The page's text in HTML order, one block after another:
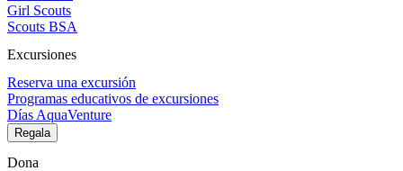
Girl Scouts
Scouts BSA
Excursiones
Reserva una excursión
Programas educativos de excursiones
Días AquaVenture
Regala
Dona